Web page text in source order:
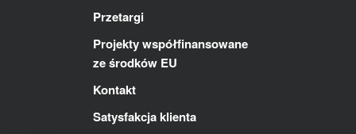
Przetargi
Projekty współfinansowane
ze środków EU
Kontakt
Satysfakcja klienta